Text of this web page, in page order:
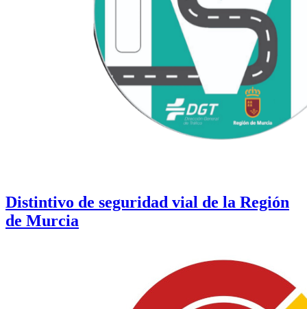
Distintivo de seguridad vial de la Región
de Murcia